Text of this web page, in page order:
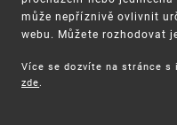
UPV
může nepříznivě ovlivnit
webu. Můžete rozhodovat
Více se dozvíte na stránce s
zde.